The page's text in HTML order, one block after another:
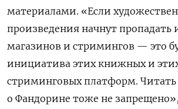
материалами. «Если
произведения начнут
магазинов и стримингов — это
инициатива этих книжных и
стриминговых платформ.
о Фандорине тоже не